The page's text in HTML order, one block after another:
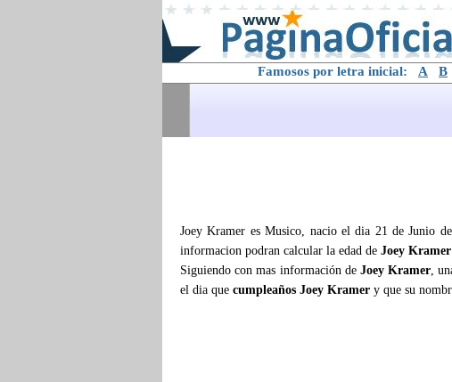
Famosos por letra inicial: A B
Joey Kramer es Musico, nacio el dia 21 de Junio
informacion podran calcular la edad de Joey Kramer
Siguiendo con mas información de Joey Kramer,
el dia que cumpleaños Joey Kramer y que su